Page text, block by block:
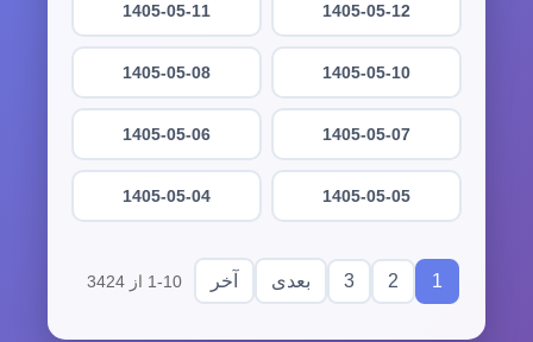
1405-05-12
1405-05-11
1405-05-10
1405-05-08
1405-05-07
1405-05-06
1405-05-05
1405-05-04
1
2
3 بعدی آخر 1-10 از 3424